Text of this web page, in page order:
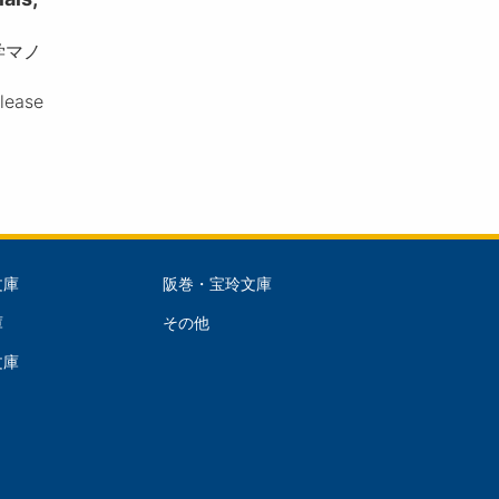
ノ
庫
庫
文
庫
阪巻・宝玲文庫
その他